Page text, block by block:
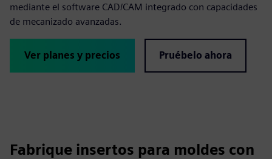
mediante el software CAD/CAM integrado con capacidades
de mecanizado avanzadas.
Ver planes y precios Pruébelo ahora
Fabrique insertos para moldes con